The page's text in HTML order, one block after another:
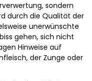
sondern
durch die Qualität der
unerwünschte
gehen, sich nicht
Hinweise auf
der Zunge oder